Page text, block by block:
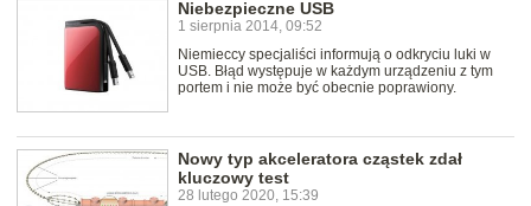
Niebezpieczne USB
1 sierpnia 2014, 09:52
Niemieccy specjaliści informują o odkryciu luki w
USB. Błąd występuje w każdym urządzeniu z tym
portem i nie może być obecnie poprawiony.
Nowy typ akceleratora cząstek zdał
kluczowy test
28 lutego 2020, 15:39